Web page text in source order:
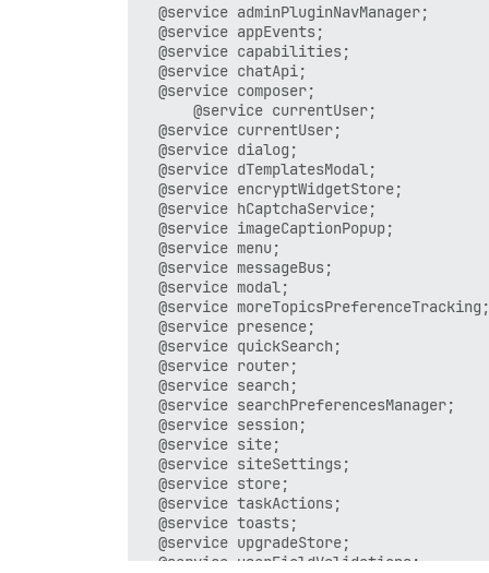
  @service adminPluginNavManager;
  @service appEvents;
  @service capabilities;
  @service chatApi;
  @service composer;
      @service currentUser;
  @service currentUser;
  @service dialog;
  @service dTemplatesModal;
  @service encryptWidgetStore;
  @service hCaptchaService;
  @service imageCaptionPopup;
  @service menu;
  @service messageBus;
  @service modal;
  @service moreTopicsPreferenceTracking;
  @service presence;
  @service quickSearch;
  @service router;
  @service search;
  @service searchPreferencesManager;
  @service session;
  @service site;
  @service siteSettings;
  @service store;
  @service taskActions;
  @service toasts;
  @service upgradeStore;
  @service userFieldValidations;